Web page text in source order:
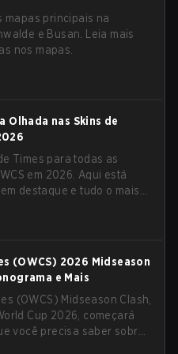
mapas principais na
e Busan. Leia mais
nos mapas.
Olhada nas Skins de
Times para todas as
em 2026. Aqui está
destaque e tudo o mais
(OWCS) 2026 Midseason
e Mais
(OWCS) Midseason Clash,
Cup 2026, começará
você precisa saber sobre